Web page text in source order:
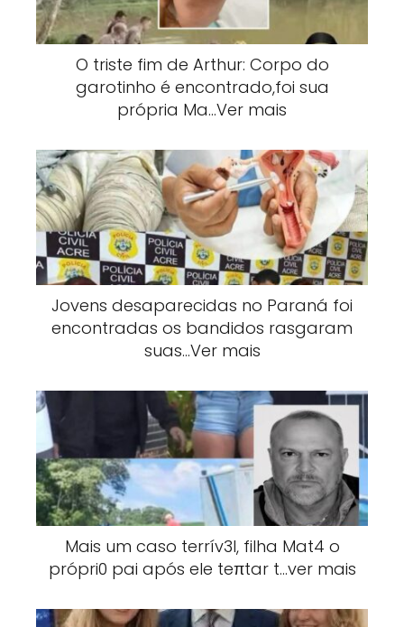
O triste fim de Arthur: Corpo do
garotinho é encontrado,foi sua
própria Ma…Ver mais
Jovens desaparecidas no Paraná foi
encontradas os bandidos rasgaram
suas…Ver mais
Mais um caso terrív3l, filha Mat4 o
própri0 pai após ele teπtar t…ver mais